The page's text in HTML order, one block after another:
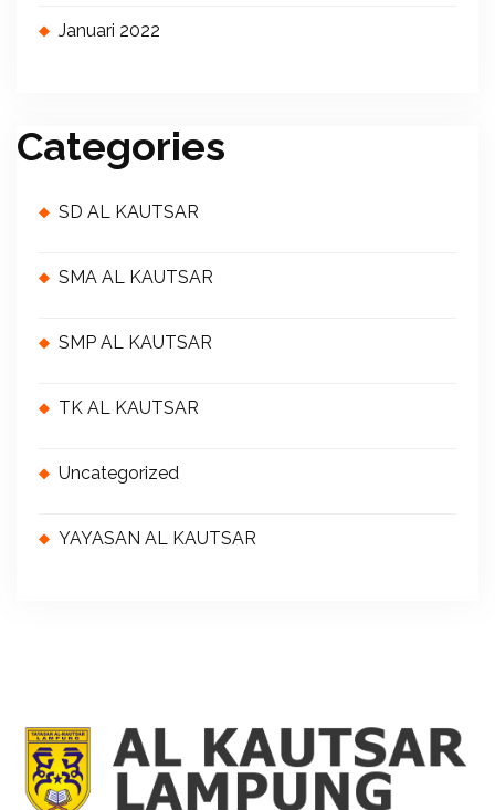
Januari 2022
Categories
SD AL KAUTSAR
SMA AL KAUTSAR
SMP AL KAUTSAR
TK AL KAUTSAR
Uncategorized
YAYASAN AL KAUTSAR